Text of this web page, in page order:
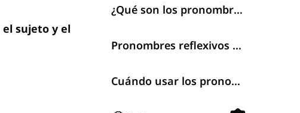
el sujeto y el
¿Qué son los pronombres reflexivos?
Pronombres reflexivos en inglés
Cuándo usar los pronombres reflexivos